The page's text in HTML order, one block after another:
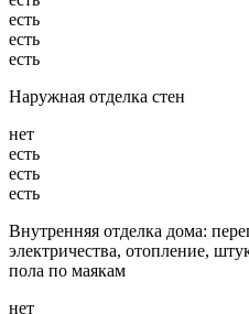
есть
есть
есть
Наружная отделка стен
нет
есть
есть
есть
Внутренняя отделка дома:
электричества, отопление,
пола по маякам
нет